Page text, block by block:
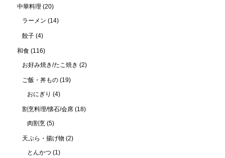
中華料理 (20)
ラーメン (14)
餃子 (4)
和食 (116)
お好み焼き/たこ焼き (2)
ご飯・丼もの (19)
おにぎり (4)
割烹料理/懐石/会席 (18)
肉割烹 (5)
天ぷら・揚げ物 (2)
とんかつ (1)